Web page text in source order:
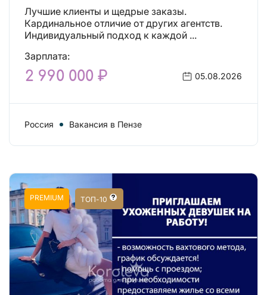
Лучшие клиенты и щедрые заказы.
Кардинальное отличие от других агентств.
Индивидуальный подход к каждой ...
Зарплата:
2 990 000 ₽ 05.08.2026
Россия Вакансия в Пензе
PREMIUM ТОП-10